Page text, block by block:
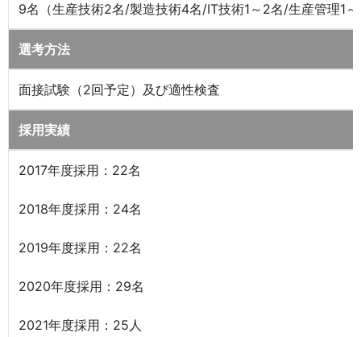
9名（生産技術2名/製造技術4名/IT技術1～2名/生産管理1
選考方法
面接試験（2回予定）及び適性検査
採用実績
2017年度採用：22名
2018年度採用：24名
2019年度採用：22名
2020年度採用：29名
2021年度採用：25人